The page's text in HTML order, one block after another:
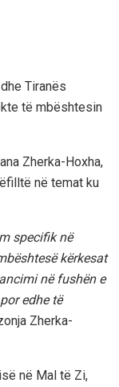
Tiranës
të mbështesin
Zherka-Hoxha,
në temat ku
specifik në
kërkesat
në fushën e
edhe të
Zherka-
në Mal të Zi,